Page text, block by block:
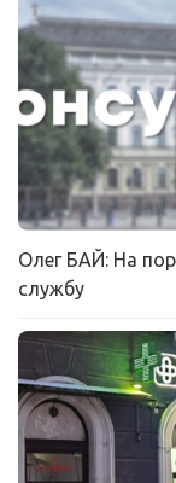
Олег БАЙ: На
службу